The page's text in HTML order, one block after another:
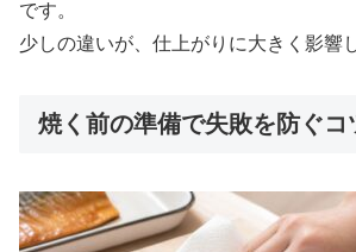
です。
少しの違いが、仕上がりに大きく影響
焼く前の準備で失敗を防ぐコ